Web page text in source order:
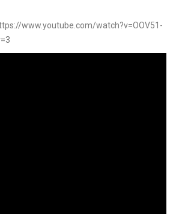
www.youtube.com/watch?v=OOV51-